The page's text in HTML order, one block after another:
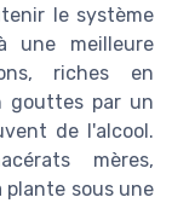
le système
une meilleure
riches en
gouttes par un
de l'alcool.
mères,
sous une